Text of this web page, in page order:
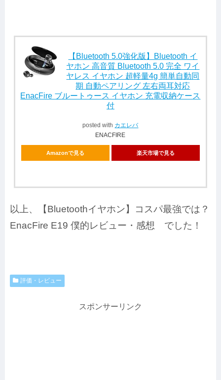
【Bluetooth 5.0強化版】Bluetooth イ
ヤホン 高音質 Bluetooth 5.0 完全 ワイ
ヤレス イヤホン 超軽量4g 簡単自動同
期 自動ペアリング 左右両耳対応
EnacFire ブルートゥース イヤホン 充電収納ケース
付
posted with カエレバ
ENACFIRE
Amazonで見る 楽天市場で見る
以上、【Bluetoothイヤホン】コスパ最強では？
EnacFire E19 僕的レビュー・感想 でした！
評価・レビュー
スポンサーリンク